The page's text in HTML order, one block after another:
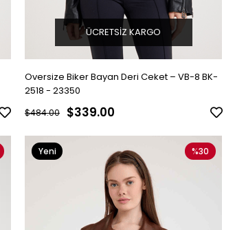
Oversize Biker Bayan Deri Ceket – VB-8 BK-
2518 - 23350
$339.00
$484.00
ÜCRETSIZ KARGO
%30
Yeni